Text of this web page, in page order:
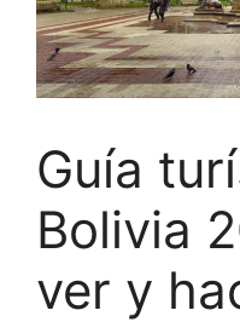
Guía
Bolivia
ver y